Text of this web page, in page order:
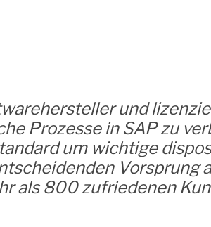
und
Prozesse in SAP zu
um wichtige
Vorsprung
als 800 zufriedenen